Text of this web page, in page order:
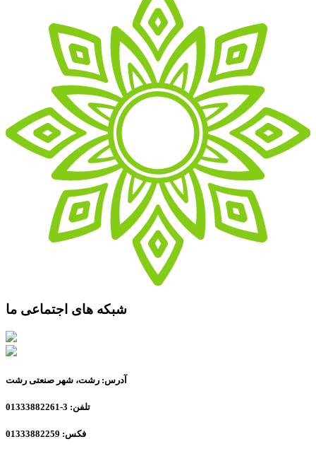
شبکه های اجتماعی ما
آدرس: رشت، شهر صنعتی رشت
تلفن: 3-01333882261
فکس: 01333882259